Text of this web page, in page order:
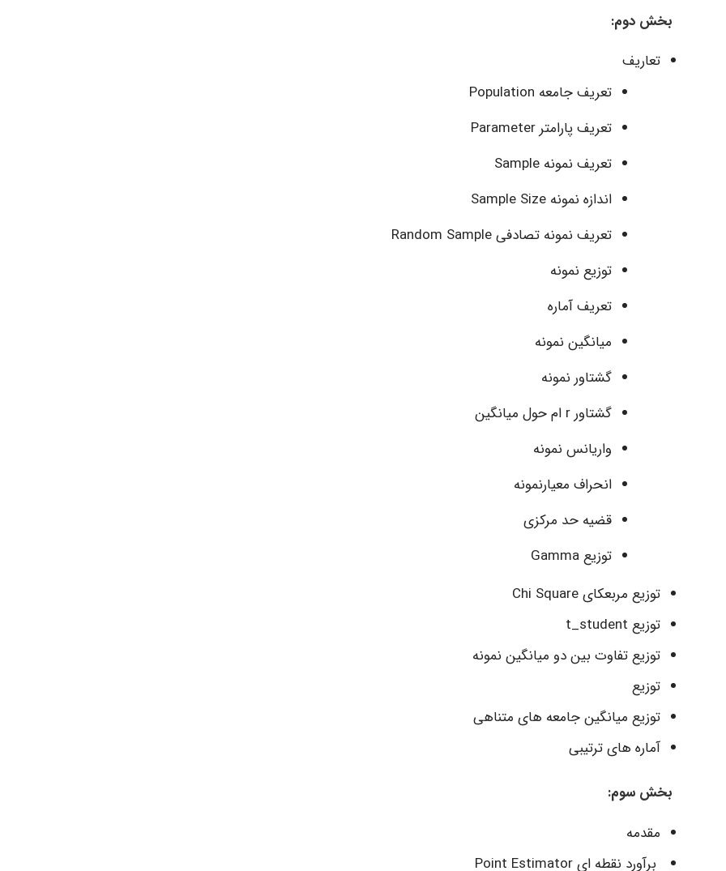
بخش دوم:
تعاریف
تعریف جامعه Population
تعریف پارامتر Parameter
تعریف نمونه Sample
اندازه نمونه Sample Size
تعریف نمونه تصادفی Random Sample
توزیع نمونه
تعریف آماره
میانگین نمونه
گشتاور نمونه
گشتاور r ام حول میانگین
واریانس نمونه
انحراف معیارنمونه
قضیه حد مرکزی
توزیع Gamma
توزیع مربعکای Chi Square
توزیع t_student
توزیع تفاوت بین دو میانگین نمونه
توزیع
توزیع میانگین جامعه های متناهی
آماره های ترتیبی
بخش سوم:
مقدمه
برآورد نقطه ای Point Estimator